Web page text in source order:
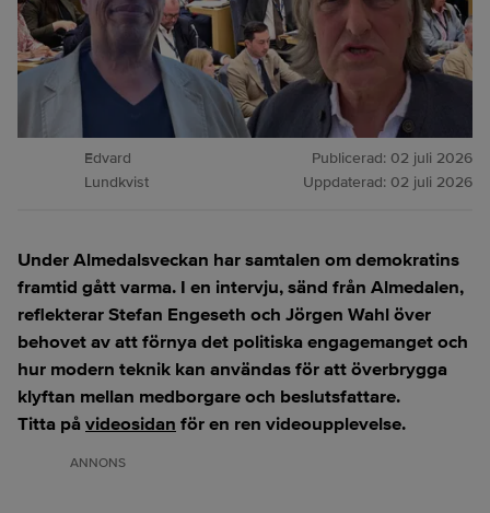
Edvard
Lundkvist
Publicerad: 02 juli 2026
Uppdaterad: 02 juli 2026
Under Almedalsveckan har samtalen om demokratins
framtid gått varma. I en intervju, sänd från Almedalen,
reflekterar Stefan Engeseth och Jörgen Wahl över
behovet av att förnya det politiska engagemanget och
hur modern teknik kan användas för att överbrygga
klyftan mellan medborgare och beslutsfattare.
Titta på videosidan för en ren videoupplevelse.
ANNONS